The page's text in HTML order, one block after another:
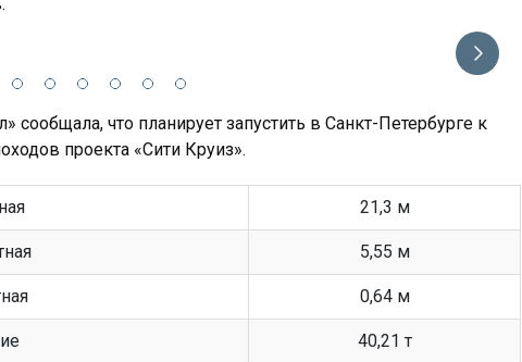
сообщала, что планирует запустить в Санкт-Петербурге к
проекта «Сити Круиз».
21,3 м
5,55 м
0,64 м
40,21 т